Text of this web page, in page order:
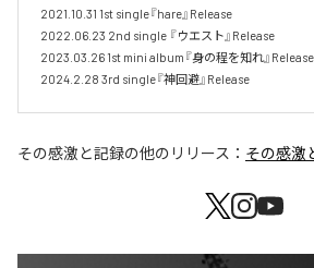
2021.10.31 1st single『hare』Release
2022.06.23 2nd single 『ウエスト』Release
2023.03.26 1st mini album『身の程を知れ』Release
2024.2.28 3rd single『神回避』Release
その感激と記録の他のリリース： その感激